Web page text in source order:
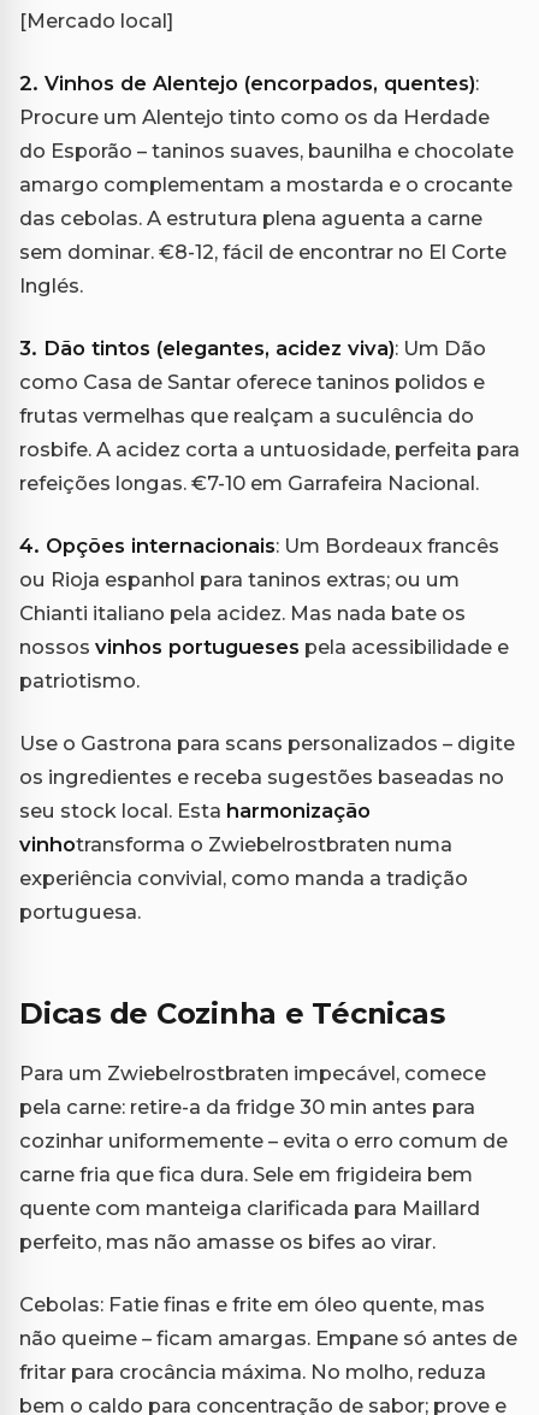
[Mercado local]
2. Vinhos de Alentejo (encorpados, quentes):
Procure um Alentejo tinto como os da Herdade
do Esporão – taninos suaves, baunilha e chocolate
amargo complementam a mostarda e o crocante
das cebolas. A estrutura plena aguenta a carne
sem dominar. €8-12, fácil de encontrar no El Corte
Inglés.
3. Dão tintos (elegantes, acidez viva): Um Dão
como Casa de Santar oferece taninos polidos e
frutas vermelhas que realçam a suculência do
rosbife. A acidez corta a untuosidade, perfeita para
refeições longas. €7-10 em Garrafeira Nacional.
4. Opções internacionais: Um Bordeaux francês
ou Rioja espanhol para taninos extras; ou um
Chianti italiano pela acidez. Mas nada bate os
nossos vinhos portugueses pela acessibilidade e
patriotismo.
Use o Gastrona para scans personalizados – digite
os ingredientes e receba sugestões baseadas no
seu stock local. Esta harmonização
vinhotransforma o Zwiebelrostbraten numa
experiência convivial, como manda a tradição
portuguesa.
Dicas de Cozinha e Técnicas
Para um Zwiebelrostbraten impecável, comece
pela carne: retire-a da fridge 30 min antes para
cozinhar uniformemente – evita o erro comum de
carne fria que fica dura. Sele em frigideira bem
quente com manteiga clarificada para Maillard
perfeito, mas não amasse os bifes ao virar.
Cebolas: Fatie finas e frite em óleo quente, mas
não queime – ficam amargas. Empane só antes de
fritar para crocância máxima. No molho, reduza
bem o caldo para concentração de sabor; prove e